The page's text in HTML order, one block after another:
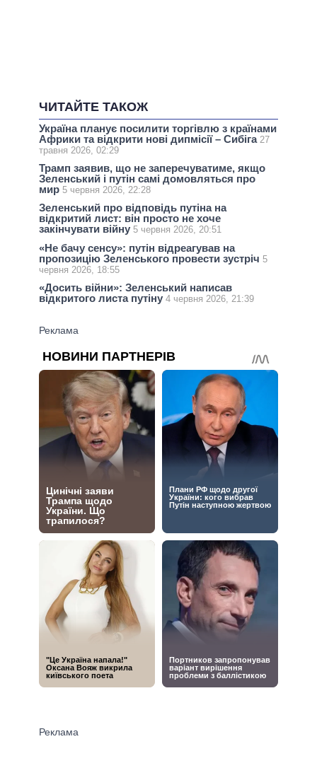
ЧИТАЙТЕ ТАКОЖ
Україна планує посилити торгівлю з країнами
Африки та відкрити нові дипмісії – Сибіга 27
травня 2026, 02:29
Трамп заявив, що не заперечуватиме, якщо
Зеленський і путін самі домовляться про
мир 5 червня 2026, 22:28
Зеленський про відповідь путіна на
відкритий лист: він просто не хоче
закінчувати війну 5 червня 2026, 20:51
«Не бачу сенсу»: путін відреагував на
пропозицію Зеленського провести зустріч 5
червня 2026, 18:55
«Досить війни»: Зеленський написав
відкритого листа путіну 4 червня 2026, 21:39